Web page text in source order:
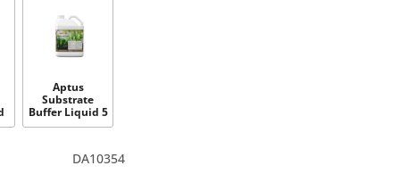
Aptus
Substrate
Buffer Liquid 5
l
DA10354